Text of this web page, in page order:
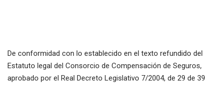
De conformidad con lo establecido en el texto refundido del
Estatuto legal del Consorcio de Compensación de Seguros,
aprobado por el Real Decreto Legislativo 7/2004, de 29 de 39